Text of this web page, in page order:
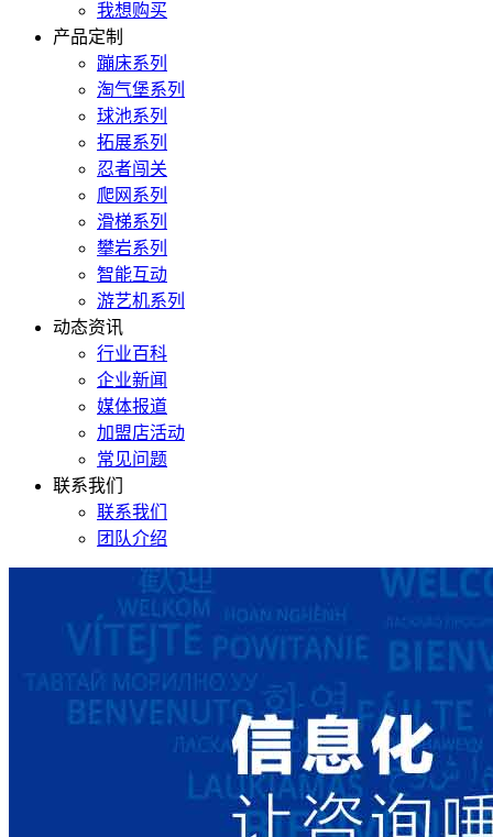
我想购买
产品定制
蹦床系列
淘气堡系列
球池系列
拓展系列
忍者闯关
爬网系列
滑梯系列
攀岩系列
智能互动
游艺机系列
动态资讯
行业百科
企业新闻
媒体报道
加盟店活动
常见问题
联系我们
联系我们
团队介绍